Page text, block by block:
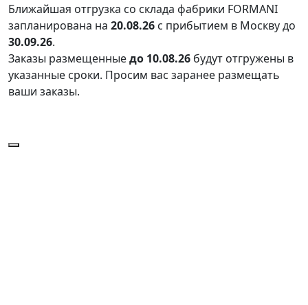
Ближайшая отгрузка со склада фабрики FORMANI
запланирована на 20.08.26 с прибытием в Москву до
30.09.26.
Заказы размещенныедо 10.08.26 будут отгружены в
указанные сроки. Просим вас заранее размещать
ваши заказы.